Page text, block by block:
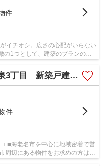
件
イチオシ。広さの心配がいらない
の1つとして、建築のプランの自
建て Ａ号棟【仲介手数料無料】
件
□■海老名市を中心に地域密着で営
周辺にある物件をお求めの方は
号棟【...